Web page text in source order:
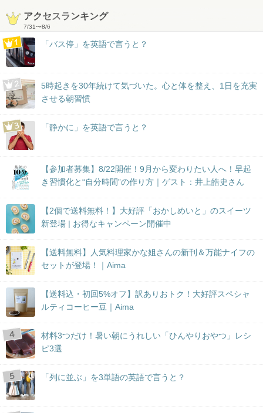
アクセスランキング
7/31〜8/6
「バス停」を英語で言うと？
5時起きを30年続けて気づいた。心と体を整え、1日を充実
させる朝習慣
「静かに」を英語で言うと？
【参加者募集】8/22開催！9月から変わりたい人へ！早起
き習慣化と“自分時間”の作り方｜ゲスト：井上皓史さん
【2個で送料無料！】大好評「おかしめいと」のスイーツ
新登場 | お得なキャンペーン開催中
【送料無料】人気料理家かな姐さんの新刊＆万能ナイフの
セットが登場！｜Aima
【送料込・初回5%オフ】訳ありおトク！大好評スペシャ
ルティコーヒー豆｜Aima
材料3つだけ！暑い朝にうれしい「ひんやりおやつ」レシ
ピ3選
「列に並ぶ」を3単語の英語で言うと？